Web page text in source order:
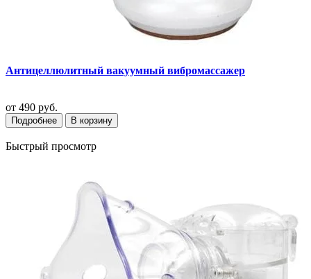
Антицеллюлитный вакуумный вибромассажер
от 490 руб.
Подробнее В корзину
Быстрый просмотр